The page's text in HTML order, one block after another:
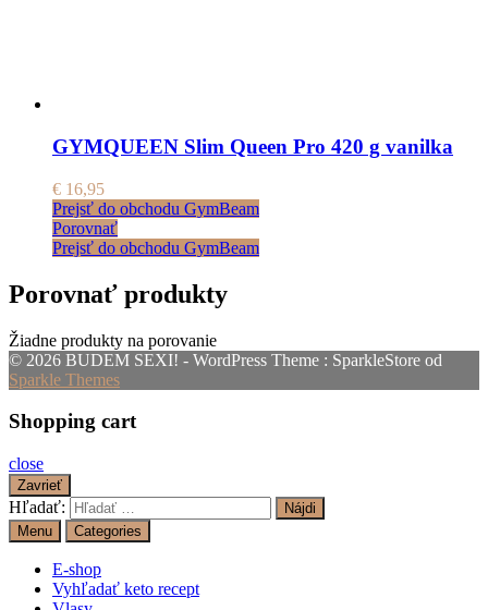
GYMQUEEN Slim Queen Pro 420 g vanilka
€ 16,95
Prejsť do obchodu GymBeam
Porovnať
Prejsť do obchodu GymBeam
Porovnať produkty
Žiadne produkty na porovanie
© 2026 BUDEM SEXI! - WordPress Theme : SparkleStore od
Sparkle Themes
Shopping cart
close
Zavrieť
Hľadať:
Menu Categories
E-shop
Vyhľadať keto recept